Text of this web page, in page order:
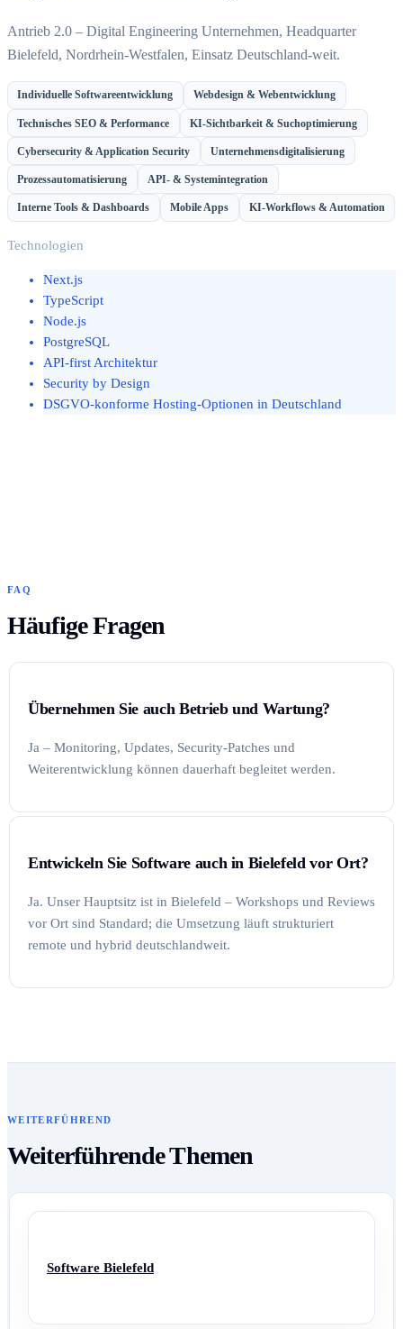
Antrieb 2.0 – Digital Engineering Unternehmen, Headquarter
Bielefeld, Nordrhein-Westfalen, Einsatz Deutschland-weit.
Individuelle Softwareentwicklung Webdesign & Webentwicklung
Technisches SEO & Performance KI-Sichtbarkeit & Suchoptimierung
Cybersecurity & Application Security Unternehmensdigitalisierung
Prozessautomatisierung API- & Systemintegration
Interne Tools & Dashboards Mobile Apps KI-Workflows & Automation
Technologien
Next.js
TypeScript
Node.js
PostgreSQL
API-first Architektur
Security by Design
DSGVO-konforme Hosting-Optionen in Deutschland
FAQ
Häufige Fragen
Übernehmen Sie auch Betrieb und Wartung?
Ja – Monitoring, Updates, Security-Patches und
Weiterentwicklung können dauerhaft begleitet werden.
Entwickeln Sie Software auch in Bielefeld vor Ort?
Ja. Unser Hauptsitz ist in Bielefeld – Workshops und Reviews
vor Ort sind Standard; die Umsetzung läuft strukturiert
remote und hybrid deutschlandweit.
WEITERFÜHREND
Weiterführende Themen
Software Bielefeld